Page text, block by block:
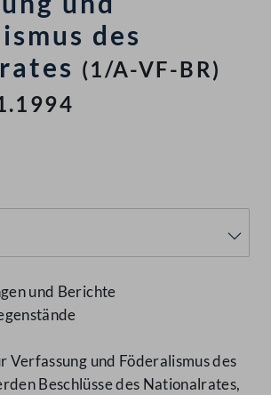
des
(1/A-VF-BR)
und Berichte
Verfassung und Föderalismus des
Beschlüsse des Nationalrates,